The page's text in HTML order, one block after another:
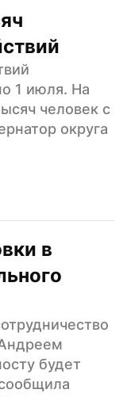
1 июля. На
человек с
округа
в
будет